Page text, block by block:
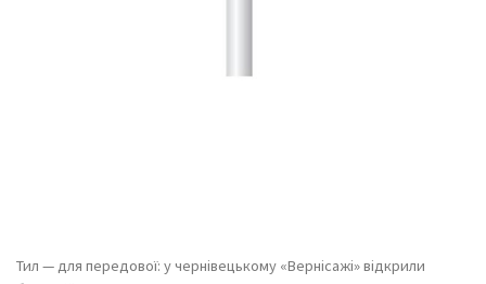
Тил — для передової: у чернівецькому «Вернісажі» відкрили